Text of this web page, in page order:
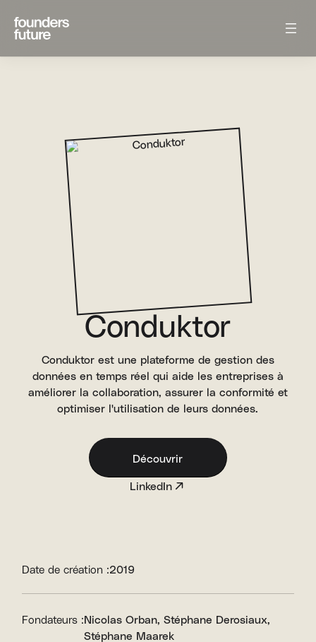
Conduktor
Conduktor est une plateforme de gestion des
données en temps réel qui aide les entreprises à
améliorer la collaboration, assurer la conformité et
optimiser l'utilisation de leurs données.
Découvrir
LinkedIn
Date de création :2019
Fondateurs :Nicolas Orban Stéphane Derosiaux
Stéphane Maarek